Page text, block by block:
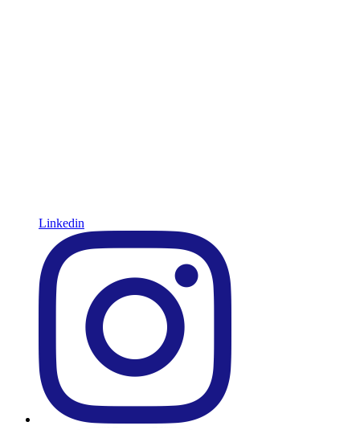
Linkedin